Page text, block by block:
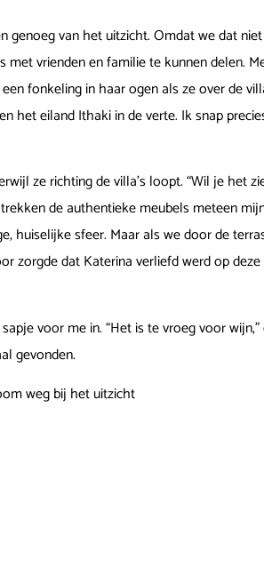
genoeg van het uitzicht. Omdat we dat
vrienden en familie te kunnen delen.
fonkeling in haar ogen als ze over de
het eiland Ithaki in de verte. Ik snap
ze richting de villa’s loopt. “Wil je het
de authentieke meubels meteen
huiselijke sfeer. Maar als we door de
zorgde dat Katerina verliefd werd op
voor me in. “Het is te vroeg voor wijn,”
gevonden.
weg bij het uitzicht